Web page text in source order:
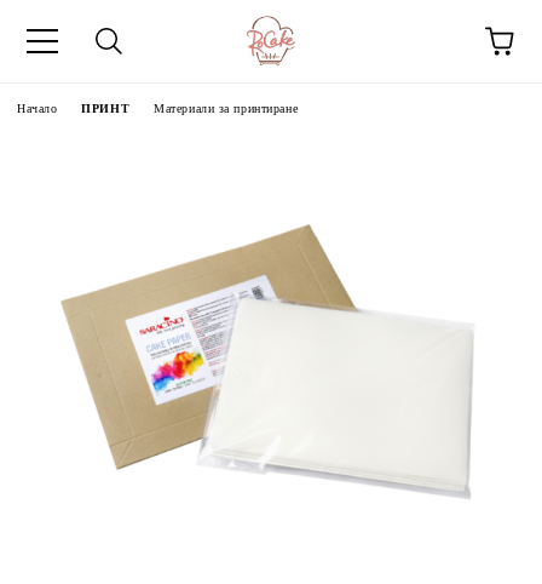
Начало ПРИНТ Материали за принтиране